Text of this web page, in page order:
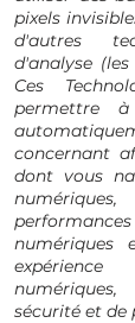
pixels
d'autres
d'analyse
Ces
permettre
concernant
dont vous
numériques
sécurité et de